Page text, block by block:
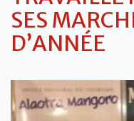
SES
D’ANNÉE